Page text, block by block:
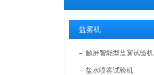
盐雾机
触屏智能型盐雾试验机
盐水喷雾试验机